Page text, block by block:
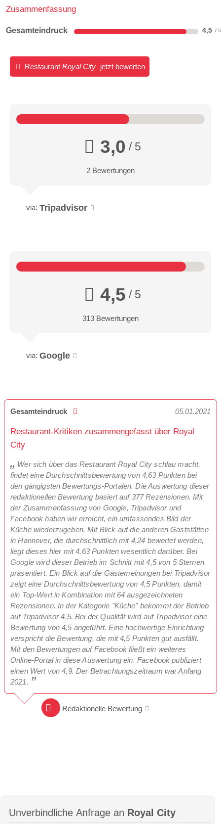
Zusammenfassung
Gesamteindruck 4,5
Restaurant Royal City jetzt bewerten
3,0 / 5
2 Bewertungen
via: Tripadvisor
4,5 / 5
313 Bewertungen
via: Google
Gesamteindruck 05.01.2021
Restaurant-Kritiken zusammengefasst über Royal
City
Wer sich über das Restaurant Royal City schlau macht,
findet eine Durchschnittsbewertung von 4,63 Punkten bei
den gängigsten Bewertungs-Portalen. Die Auswertung dieser
redaktionellen Bewertung basiert auf 377 Rezensionen. Mit
der Zusammenfassung von Google, Tripadvisor und
Facebook haben wir erreicht, ein umfassendes Bild der
Küche wiederzugeben. Mit Blick auf die anderen Gaststätten
in Hannover, die durchschnittlich mit 4,24 bewertet werden,
liegt dieses hier mit 4,63 Punkten wesentlich darüber. Bei
Google wird dieser Betrieb im Schnitt mit 4,5 von 5 Sternen
präsentiert. Ein Blick auf die Gästemeinungen bei Tripadvisor
zeigt eine Durchschnittsbewertung von 4,5 Punkten, damit
ein Top-Wert in Kombination mit 64 ausgezeichneten
Rezensionen. In der Kategorie "Küche" bekommt der Betrieb
auf Tripadvisor 4,5. Bei der Qualität wird auf Tripadvisor eine
Bewertung von 4,5 angeführt. Eine hochwertige Einrichtung
verspricht die Bewertung, die mit 4,5 Punkten gut ausfällt.
Mit den Bewertungen auf Facebook fließt ein weiteres
Online-Portal in diese Auswertung ein. Facebook publiziert
einen Wert von 4,9. Der Betrachtungszeitraum war Anfang
2021.
Redaktionelle Bewertung
Unverbindliche Anfrage an Royal City